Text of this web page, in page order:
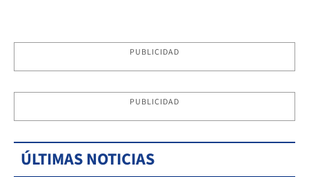
PUBLICIDAD
PUBLICIDAD
ÚLTIMAS NOTICIAS